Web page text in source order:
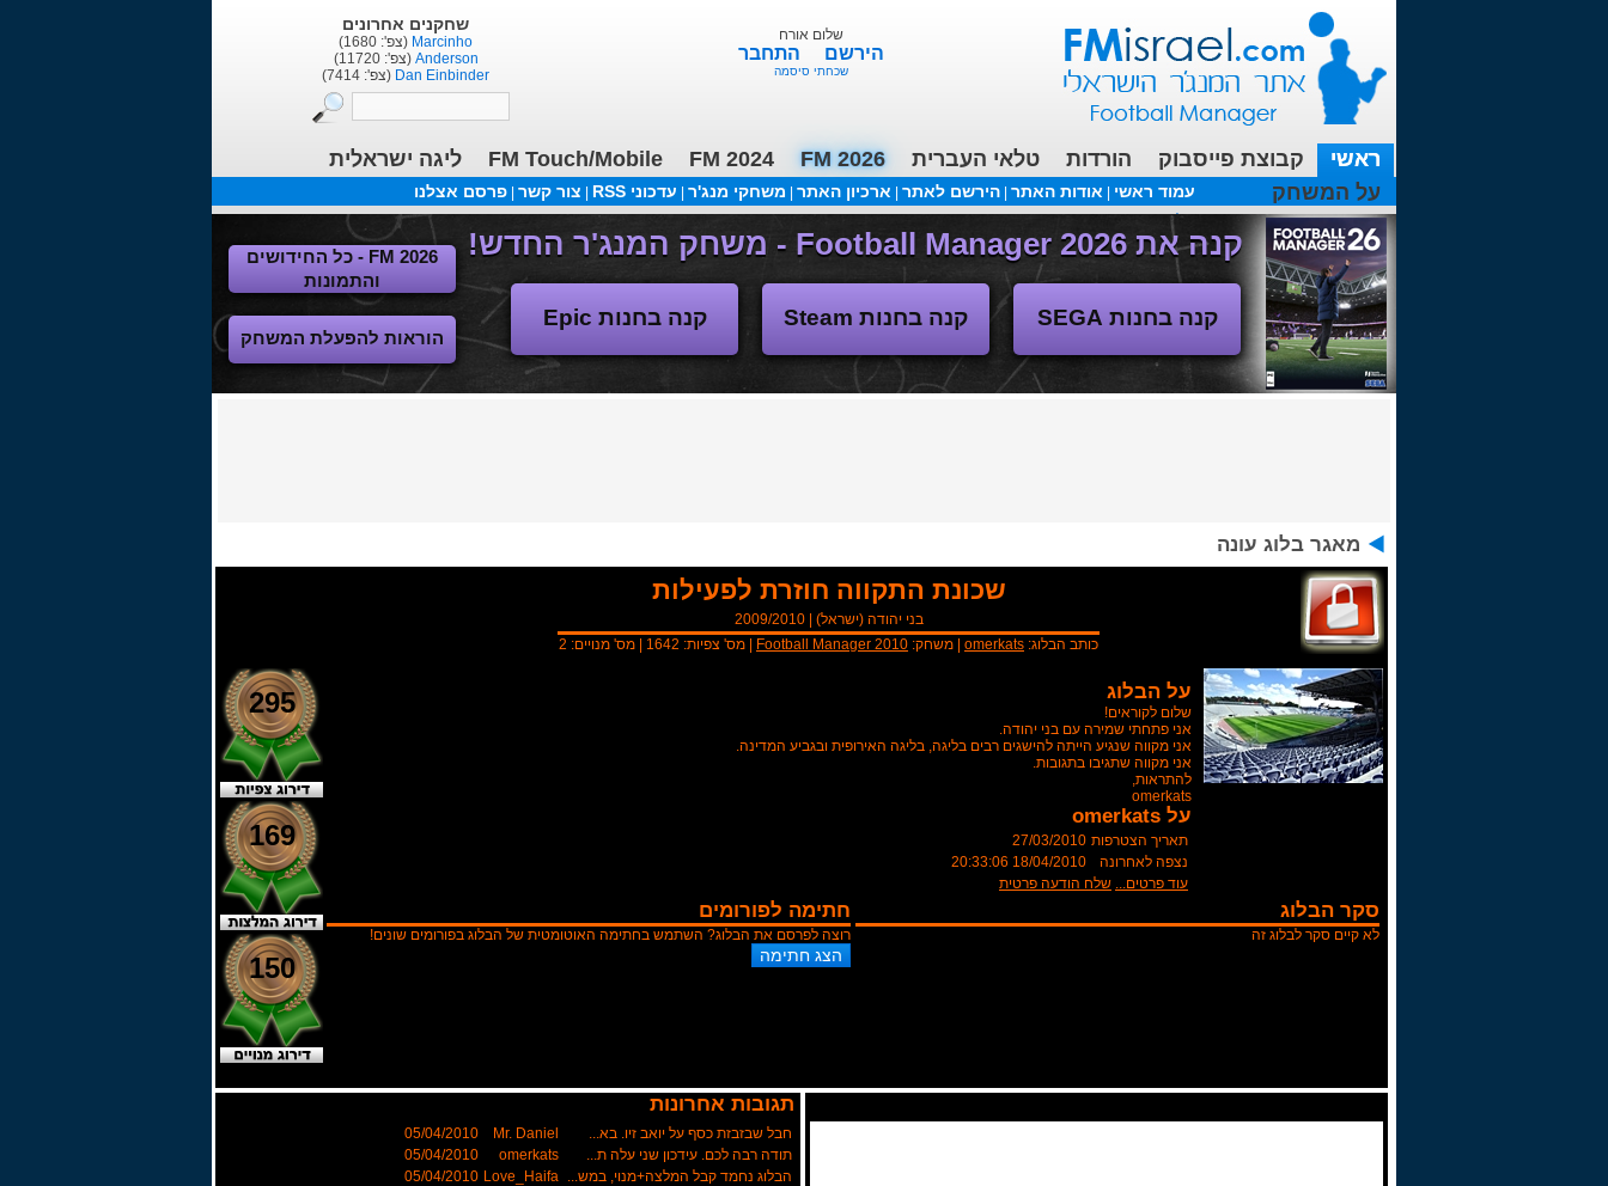
שחקנים אחרונים
Marcinho (צפ': 1680)
Anderson (צפ': 11720)
Dan Einbinder (צפ': 7414)
שלום אורח
הירשם התחבר
שכחתי סיסמה
ראשי קבוצת פייסבוק הורדות טלאי העברית FM 2026
FM 2024
FM Touch/Mobile
ליגה ישראלית
על המשחק
עמוד ראשי אודות האתר |הירשם לאתר ארכיון האתר משחקי מנג'ר עדכוני RSS צור קשר פרסם אצלנו
עכשיו בפורומים:מנג'ר 2010 - טבלת הליגה
קנה את Football Manager 2026 - משחק המנג'ר החדש!
קנה בחנות SEGA קנה בחנות Steam קנה בחנות Epic
FM 2026 - כל החידושים
והתמונות
הוראות להפעלת המשחק
מאגר בלוג עונה
שכונת התקווה חוזרת לפעילות
בני יהודה (ישראל) |
2009/2010
כותב הבלוג: omerkats | משחק: Football Manager 2010 | מס' צפיות: 1642 | מס' מנויים: 2
על הבלוג
שלום לקוראים!
אני פתחתי שמירה עם בני יהודה.
אני מקווה שנגיע הייתה להישגים רבים בליגה, בליגה האירופית ובגביע המדינה.
אני מקווה שתגיבו בתגובות.
להתראות,
omerkats
על omerkats
תאריך הצטרפות 27/03/2010
נצפה לאחרונה
18/04/2010 20:33:06
עוד פרטים... שלח הודעה פרטית
סקר הבלוג
לא קיים סקר לבלוג זה
חתימה לפורומים
רוצה לפרסם את הבלוג? השתמש בחתימה האוטומטית של הבלוג בפורומים שונים!
295
169
150
תגובות אחרונות
חבל שבזבזת כסף על יואב זיו. בא... Mr. Daniel
05/04/2010
תודה רבה לכם. עידכון שני עלה ת...
omerkats
05/04/2010
הבלוג נחמד קבל המלצה+מנוי, במש... Love_Haifa
05/04/2010